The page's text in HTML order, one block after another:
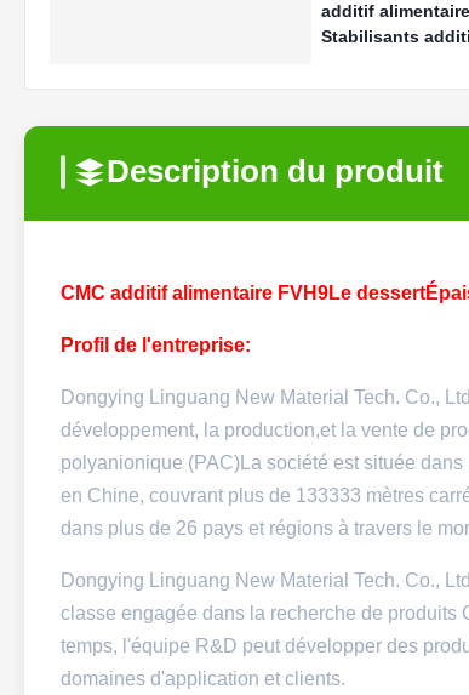
additif
Stabilisants
Description du produit
CMC additif alimentaire FVH9Le dessert
Profil de l'entreprise:
Dongying Linguang New Material Tech. Co.,
développement, la production,et la vente de
polyanionique (PAC)La société est située
en Chine, couvrant plus de 133333 mètres
dans plus de 26 pays et régions à travers le
Dongying Linguang New Material Tech. Co.,
classe engagée dans la recherche de produits
temps, l'équipe R&D peut développer des
domaines d'application et clients.